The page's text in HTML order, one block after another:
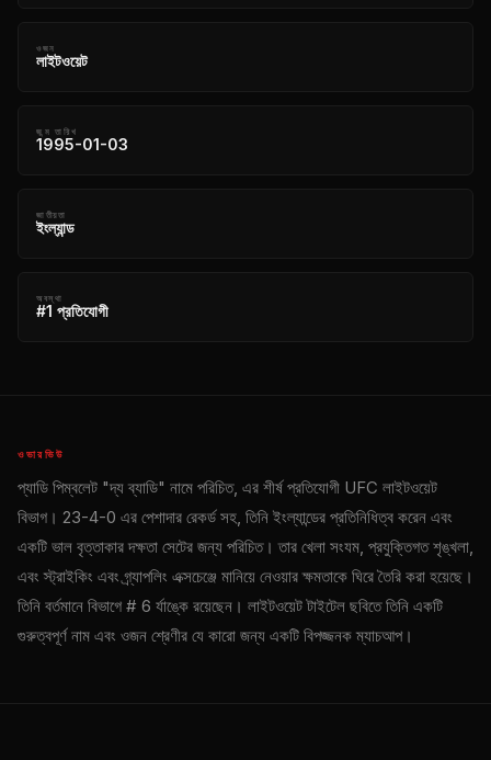
ওজন
লাইটওয়েট
জন্ম তারিখ
1995-01-03
জাতীয়তা
ইংল্যান্ড
অবস্থা
#1 প্রতিযোগী
ওভারভিউ
প্যাডি পিম্বলেট "দ্য ব্যাডি" নামে পরিচিত, এর শীর্ষ প্রতিযোগী UFC লাইটওয়েট
বিভাগ। 23-4-0 এর পেশাদার রেকর্ড সহ, তিনি ইংল্যান্ডের প্রতিনিধিত্ব করেন এবং
একটি ভাল বৃত্তাকার দক্ষতা সেটের জন্য পরিচিত। তার খেলা সংযম, প্রযুক্তিগত শৃঙ্খলা,
এবং স্ট্রাইকিং এবং গ্র্যাপলিং এক্সচেঞ্জে মানিয়ে নেওয়ার ক্ষমতাকে ঘিরে তৈরি করা হয়েছে।
তিনি বর্তমানে বিভাগে # 6 র্যাঙ্কে রয়েছেন। লাইটওয়েট টাইটেল ছবিতে তিনি একটি
গুরুত্বপূর্ণ নাম এবং ওজন শ্রেণীর যে কারো জন্য একটি বিপজ্জনক ম্যাচআপ।